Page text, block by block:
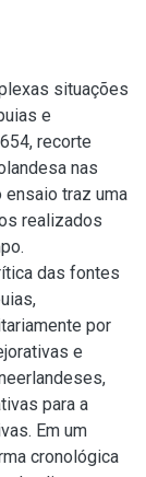
situações
e
recorte
nas
ensaio traz uma
realizados
das fontes
por
e
para a
Em um
cronológica